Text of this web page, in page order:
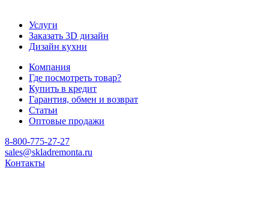
Услуги
Заказать 3D дизайн
Дизайн кухни
Компания
Где посмотреть товар?
Купить в кредит
Гарантия, обмен и возврат
Статьи
Оптовые продажи
8-800-775-27-27
sales@skladremonta.ru
Контакты